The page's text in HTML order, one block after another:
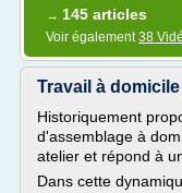
→ 145 articles
Voir également38
Travail à
Historiquement
d'assemblage à
atelier et répond à
Dans cette